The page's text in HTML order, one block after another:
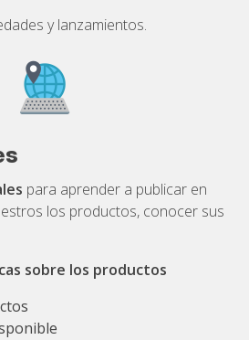
y lanzamientos.
para aprender a publicar en
los productos, conocer sus
sobre los productos